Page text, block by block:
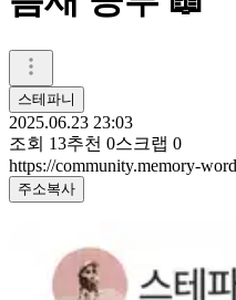
스테파니
2025.06.23 23:03
조회 13추천 0스크랩 0
https://community.memory-
주소복사